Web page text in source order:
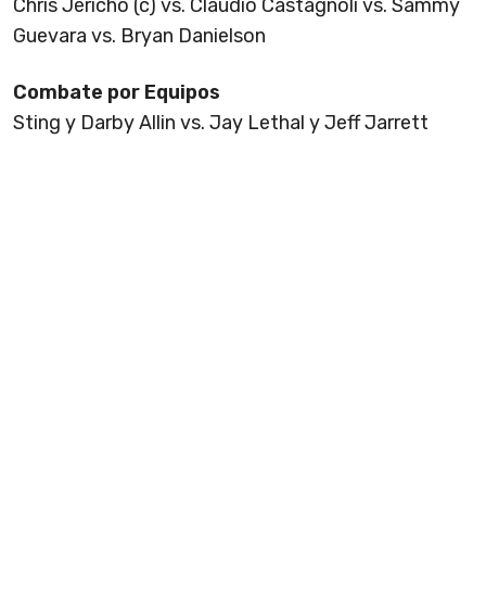
Chris Jericho (c) vs. Claudio Castagnoli vs. Sammy
Guevara vs. Bryan Danielson
Combate por Equipos
Sting y Darby Allin vs. Jay Lethal y Jeff Jarrett